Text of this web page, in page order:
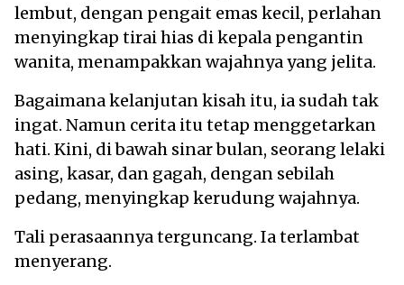
lembut, dengan pengait emas kecil, perlahan
menyingkap tirai hias di kepala pengantin
wanita, menampakkan wajahnya yang jelita.
Bagaimana kelanjutan kisah itu, ia sudah tak
ingat. Namun cerita itu tetap menggetarkan
hati. Kini, di bawah sinar bulan, seorang lelaki
asing, kasar, dan gagah, dengan sebilah
pedang, menyingkap kerudung wajahnya.
Tali perasaannya terguncang. Ia terlambat
menyerang.